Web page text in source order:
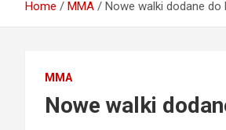
Home MMA Nowe walki dodane do
MMA
Nowe walki